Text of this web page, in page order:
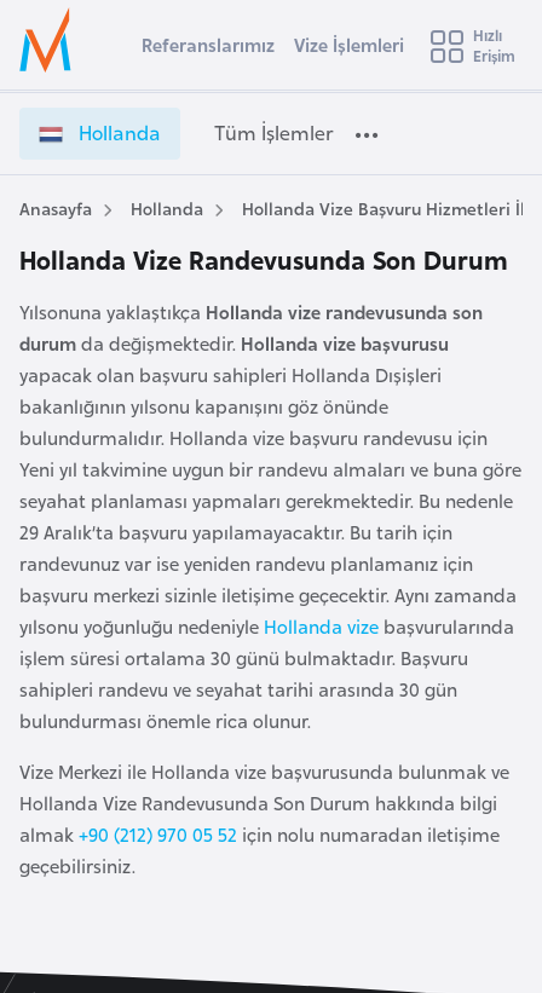
Ülke Seçimi
Başvuru yapmak istediğiniz ülkeyi seçin
Üye
Girişi
e
t
Referanslarımız Vize İşlemleri
Hızlı
Erişim
Hollanda Tüm İşlemler
Anasayfa Hollanda Hollanda Vize Başvuru Hizmetleri
Hollanda Vize Randevusunda Son Durum
Yılsonuna yaklaştıkça Hollanda vize randevusunda son
durumda değişmektedir. Hollanda vize başvurusu
yapacak olan başvuru sahipleri Hollanda Dışişleri
bakanlığının yılsonu kapanışını göz önünde
bulundurmalıdır. Hollanda vize başvuru randevusu için
Yeni yıl takvimine uygun bir randevu almaları ve buna göre
seyahat planlaması yapmaları gerekmektedir. Bu nedenle
29 Aralık’ta başvuru yapılamayacaktır. Bu tarih için
randevunuz var ise yeniden randevu planlamanız için
başvuru merkezi sizinle iletişime geçecektir. Aynı zamanda
yılsonu yoğunluğu nedeniyle Hollanda vize başvurularında
işlem süresi ortalama 30 günü bulmaktadır. Başvuru
sahipleri randevu ve seyahat tarihi arasında 30 gün
bulundurması önemle rica olunur.
Vize Merkezi ile Hollanda vize başvurusunda bulunmak ve
Hollanda Vize Randevusunda Son Durum hakkında bilgi
almak+90 (212) 970 05 52 için nolu numaradan iletişime
geçebilirsiniz.
s
t
r
a
s
t
u
y
A
z
e
r
a
y
c
a
B